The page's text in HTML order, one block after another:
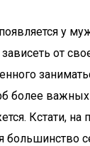
у
от
более важных
Кстати, на
большинство